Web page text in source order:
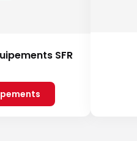
SFR